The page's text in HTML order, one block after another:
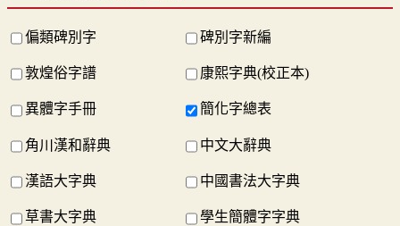
偏類碑別字 碑別字新編
敦煌俗字譜 康熙字典(校正本)
異體字手冊 簡化字總表
角川漢和辭典 中文大辭典
漢語大字典 中國書法大字典
草書大字典 學生簡體字字典